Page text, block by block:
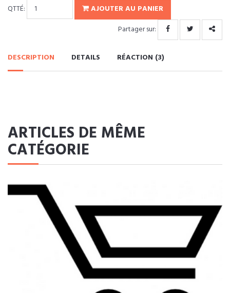
QTTÉ:
AJOUTER AU PANIER
Partager sur:
DESCRIPTION DETAILS RÉACTION (3)
ARTICLES DE MÊME
CATÉGORIE